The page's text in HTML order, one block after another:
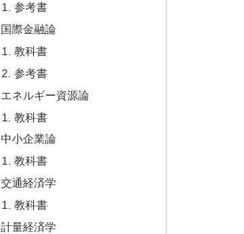
参考書
国際金融論
教科書
参考書
エネルギー資源論
教科書
中小企業論
教科書
交通経済学
教科書
計量経済学